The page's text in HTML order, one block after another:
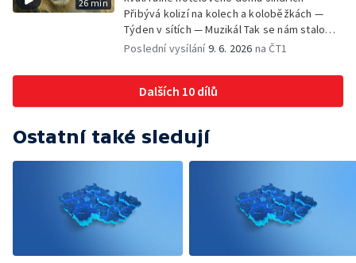
26 min
Přibývá kolizí na kolech a koloběžkách —
Týden v sítích — Muzikál Tak se nám stalo
končí — Pěchotní srub otevřen pro
Poslední vysílání9. 6. 2026 na ČT1
Dalších 10 dílů
Ostatní také sledují